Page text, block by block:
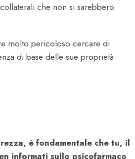
che non si sarebbero
molto pericoloso cercare di
di base delle sue proprietà
è fondamentale che tu, il
informati sullo psicofarmaco